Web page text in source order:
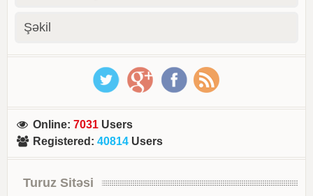
Şəkil
Online:7031 Users
Registered :40814 Users
Turuz Sitəsi